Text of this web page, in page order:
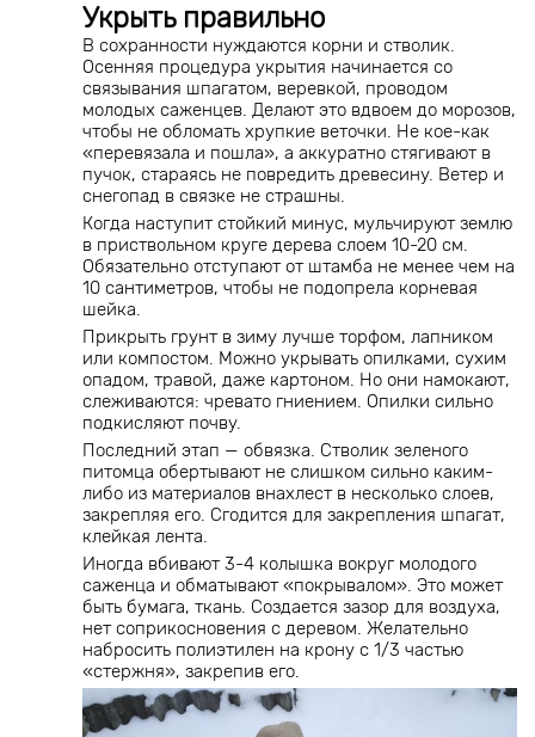
Укрыть правильно
В сохранности нуждаются корни и стволик.
Осенняя процедура укрытия начинается со
связывания шпагатом, веревкой, проводом
молодых саженцев. Делают это вдвоем до морозов,
чтобы не обломать хрупкие веточки. Не кое-как
«перевязала и пошла», а аккуратно стягивают в
пучок, стараясь не повредить древесину. Ветер и
снегопад в связке не страшны.
Когда наступит стойкий минус, мульчируют землю
в приствольном круге дерева слоем 10-20 см.
Обязательно отступают от штамба не менее чем на
10 сантиметров, чтобы не подопрела корневая
шейка.
Прикрыть грунт в зиму лучше торфом, лапником
или компостом. Можно укрывать опилками, сухим
опадом, травой, даже картоном. Но они намокают,
слеживаются: чревато гниением. Опилки сильно
подкисляют почву.
Последний этап — обвязка. Стволик зеленого
питомца обертывают не слишком сильно каким-
либо из материалов внахлест в несколько слоев,
закрепляя его. Сгодится для закрепления шпагат,
клейкая лента.
Иногда вбивают 3-4 колышка вокруг молодого
саженца и обматывают «покрывалом». Это может
быть бумага, ткань. Создается зазор для воздуха,
нет соприкосновения с деревом. Желательно
набросить полиэтилен на крону с 1/3 частью
«стержня», закрепив его.